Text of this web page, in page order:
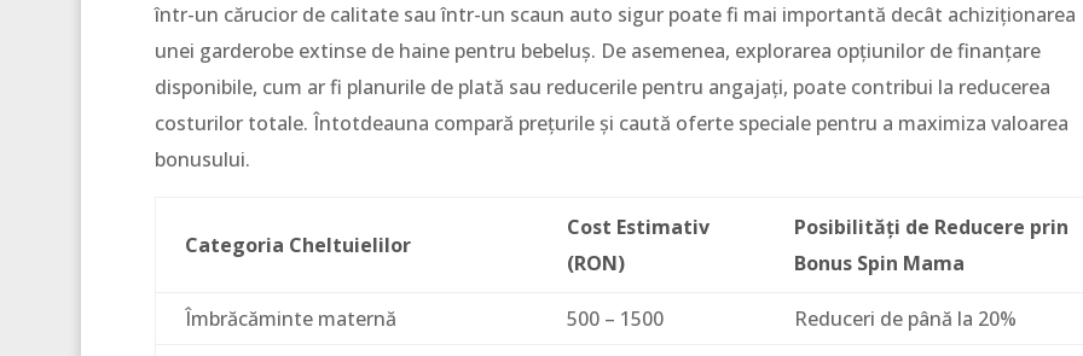
într-un cărucior de calitate sau într-un scaun auto sigur poate fi mai importantă decât achiziționarea
unei garderobe extinse de haine pentru bebeluș. De asemenea, explorarea opțiunilor de finanțare
disponibile, cum ar fi planurile de plată sau reducerile pentru angajați, poate contribui la reducerea
costurilor totale. Întotdeauna compară prețurile și caută oferte speciale pentru a maximiza valoarea
bonusului.
Categoria Cheltuielilor
Cost Estimativ
(RON)
Posibilități de Reducere prin
Bonus Spin Mama
Îmbrăcăminte maternă 500 – 1500
Reduceri de până la 20%